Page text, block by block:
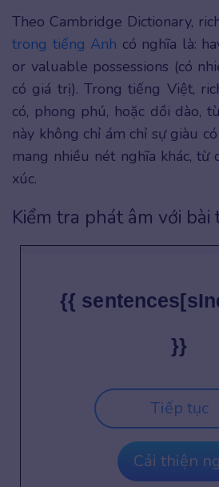
Theo Cambridge Dictionary,
trong tiếng Anh có nghĩa là:
or valuable possessions (có
có giá trị). Trong tiếng Việt,
có, phong phú, hoặc dồi dào,
này không chỉ ám chỉ sự giàu
mang nhiều nét nghĩa khác, từ
xúc.
Kiểm tra phát âm với bài
{{
}}
Tiếp tục
Cải thiện